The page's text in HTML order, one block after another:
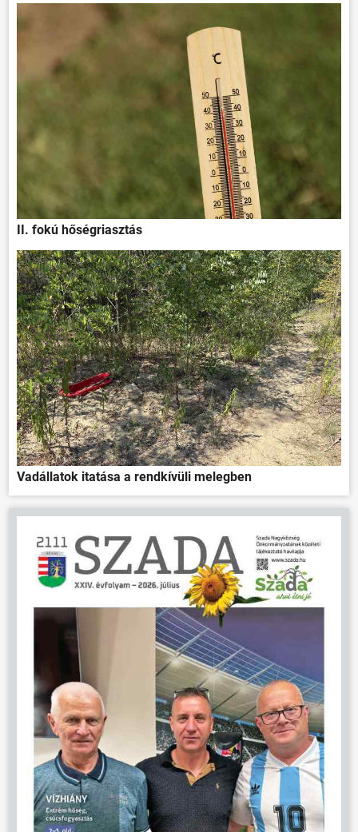
ÖNKORMÁNYZAT
ÜGYINTÉZÉS
KÖZÖSSÉG
HÍREK
VÁLASZTÁSOK
II. fokú hőségriasztás
Vadállatok itatása a rendkívüli melegben